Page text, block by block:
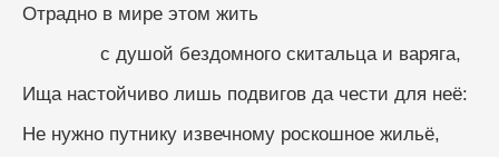
Отрадно в мире этом жить
              с душой бездомного скитальца и варяга,
Ища настойчиво лишь подвигов да чести для неё:
Не нужно путнику извечному роскошное жильё,